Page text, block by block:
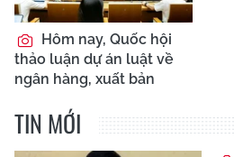
Hôm nay, Quốc hội
thảo luận dự án luật về
ngân hàng, xuất bản
TIN MỚI